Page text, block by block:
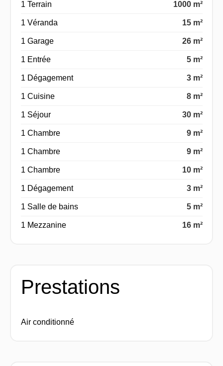
1 Terrain 1000 m²
1 Véranda 15 m²
1 Garage 26 m²
1 Entrée 5 m²
1 Dégagement 3 m²
1 Cuisine 8 m²
1 Séjour 30 m²
1 Chambre 9 m²
1 Chambre 9 m²
1 Chambre 10 m²
1 Dégagement 3 m²
1 Salle de bains 5 m²
1 Mezzanine 16 m²
Prestations
Air conditionné